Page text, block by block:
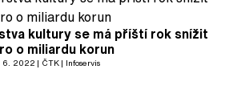
kultury se má příští rok snížit
o miliardu korun
6. 2022 ČTK Infoservis